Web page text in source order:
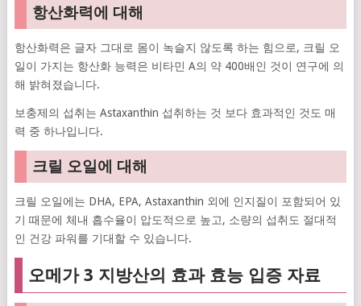
항산화력에 대해
항산화력은 글자 그대로 몸이 녹슬지 않도록 하는 힘으로, 크릴 오
일이 가지는 항산화 능력은 비타민 A의 약 400배인 것이 연구에 의
해 밝혀졌습니다.
보충제의 섭취는 Astaxanthin 섭취하는 것 보다 효과적인 것도 매
력 중 하나입니다.
크릴 오일에 대해
크릴 오일에는 DHA, EPA, Astaxanthin 외에 인지질이 포함되어 있
기 때문에 체내 흡수율이 압도적으로 높고, 소량의 섭취도 절대적
인 건강 파워를 기대할 수 있습니다.
오메가 3 지방산의 효과 효능 입증 자료